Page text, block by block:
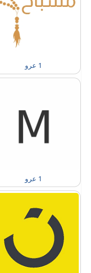
1 عرو
1 عرو